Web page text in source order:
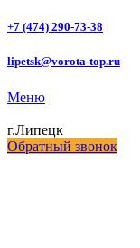
+7 (474) 290-73-38
lipetsk@vorota-top.ru
Меню
г.Липецк
Обратный звонок